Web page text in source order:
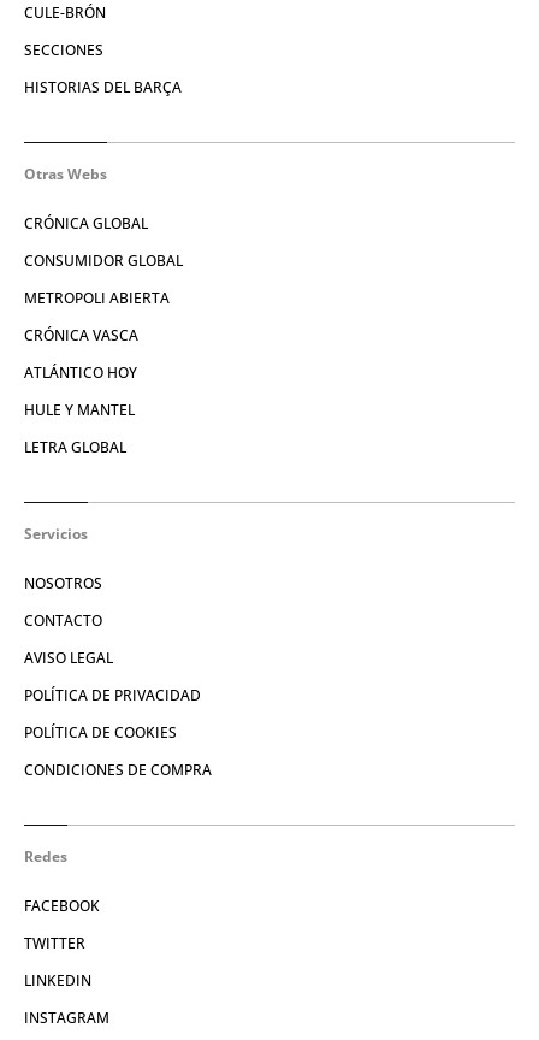
CULE-BRÓN
SECCIONES
HISTORIAS DEL BARÇA
Otras Webs
CRÓNICA GLOBAL
CONSUMIDOR GLOBAL
METROPOLI ABIERTA
CRÓNICA VASCA
ATLÁNTICO HOY
HULE Y MANTEL
LETRA GLOBAL
Servicios
NOSOTROS
CONTACTO
AVISO LEGAL
POLÍTICA DE PRIVACIDAD
POLÍTICA DE COOKIES
CONDICIONES DE COMPRA
Redes
FACEBOOK
TWITTER
LINKEDIN
INSTAGRAM